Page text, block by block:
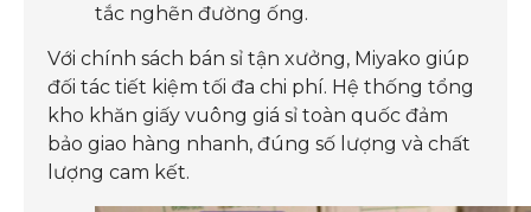
tắc nghẽn đường ống.
Với chính sách bán sỉ tận xưởng, Miyako giúp
đối tác tiết kiệm tối đa chi phí. Hệ thống tổng
kho khăn giấy vuông giá sỉ toàn quốc đảm
bảo giao hàng nhanh, đúng số lượng và chất
lượng cam kết.